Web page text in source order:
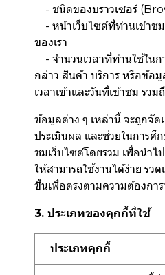
- ชนิดของบราวเซอร์
- หน้าเว็บไซต์ที่ท่านเข้าช
ของเรา
- จำนวนเวลาที่ท่านใช้ในก
กล่าว สินค้า บริการ หรือข้อ
เวลาเข้าและวันที่เข้าชม รว
ข้อมูลต่าง ๆ เหล่านี้ จะถูกจัด
ประเมินผล และช่วยในการศึ
ชมเว็บไซต์โดยรวม เพื่อนำ
ให้สามารถใช้งานได้ง่าย รว
ขึ้นเพื่อตรงตามความต้องกา
3. ประเภทของคุกกี้ที่ใช้
ประเภทคุกกี้